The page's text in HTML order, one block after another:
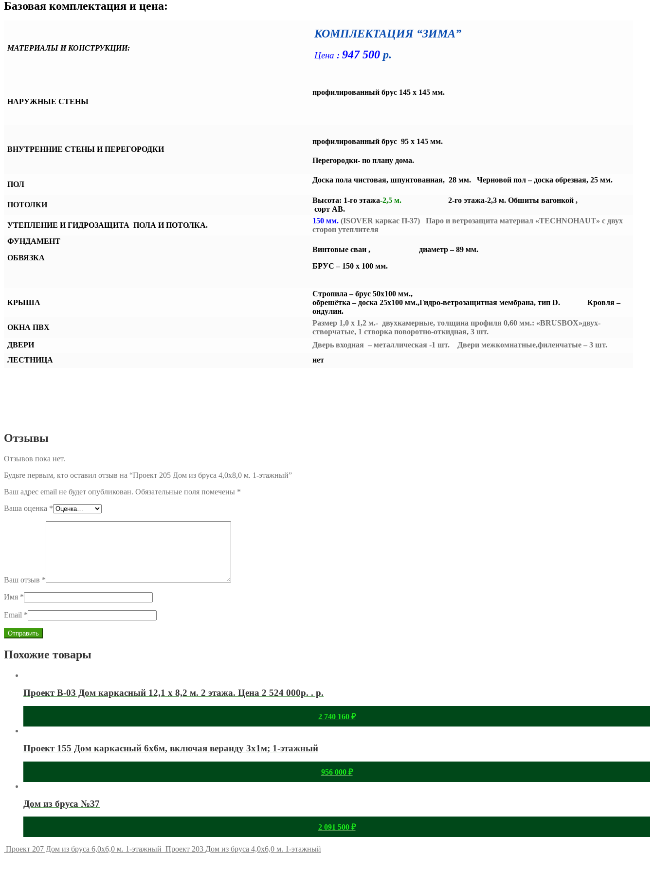
Базовая комплектация и цена:
МАТЕРИАЛЫ И КОНСТРУКЦИИ:
КОМПЛЕКТАЦИЯ “ЗИМА”
Цена : 947 500р.
НАРУЖНЫЕ СТЕНЫ
профилированный брус 145 х 145 мм.
ВНУТРЕННИЕ СТЕНЫ И ПЕРЕГОРОДКИ
профилированный брус 95 х 145 мм.
Перегородки- по плану дома.
ПОЛ
Доска пола чистовая, шпунтованная, 28 мм. Черновой пол – доска обрезная, 25 мм.
ПОТОЛКИ
Высота: 1-го этажа-2,5 м. 2-го этажа-2,3 м. Обшиты вагонкой ,
сорт АВ.
УТЕПЛЕНИЕ И ГИДРОЗАЩИТА ПОЛА И ПОТОЛКА.
150 мм.(ISOVER каркас П-37) Паро и ветрозащита материал «TECHNOHAUT» с двух
сторон утеплителя
ФУНДАМЕНТ
ОБВЯЗКА
Винтовые сваи , диаметр – 89 мм.
БРУС – 150 х 100 мм.
КРЫША
Стропила – брус 50х100 мм.,
обрешётка – доска 25х100 мм.,Гидро-ветрозащитная мембрана, тип D. Кровля –
ондулин.
ОКНА ПВХ
Размер 1,0 х 1,2 м.- двухкамерные, толщина профиля 0,60 мм.: «BRUSBOX»двух-
створчатые, 1 створка поворотно-откидная, 3 шт.
ДВЕРИ
Дверь входная – металлическая -1 шт.
Двери межкомнатные,филенчатые – 3 шт.
ЛЕСТНИЦА
нет
Отзывы
Отзывов пока нет.
Будьте первым, кто оставил отзыв на “Проект 205 Дом из бруса 4,0х8,0 м. 1-этажный”
Ваш адрес email не будет опубликован. Обязательные поля помечены *
Ваша оценка *
Ваш отзыв *
Имя *
Email *
Похожие товары
Проект В-03 Дом каркасный 12,1 x 8,2 м. 2 этажа. Цена 2 524 000р. . р.
2 740 160 ₽
Проект 155 Дом каркасный 6х6м, включая веранду 3х1м; 1-этажный
956 000 ₽
Дом из бруса №37
2 091 500 ₽
Проект 207 Дом из бруса 6,0х6,0 м. 1-этажный Проект 203 Дом из бруса 4,0х6,0 м. 1-этажный